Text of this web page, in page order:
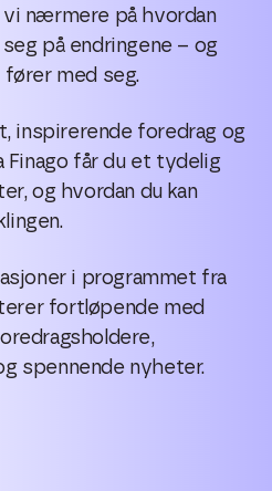
vi nærmere på hvordan
på endringene – og
med seg.
inspirerende foredrag og
Finago får du et tydelig
og hvordan du kan
i programmet fra
fortløpende med
spennende nyheter.